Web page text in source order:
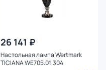
26 141 ₽
Настольная лампа Wertmark
TICIANA WE705.01.304